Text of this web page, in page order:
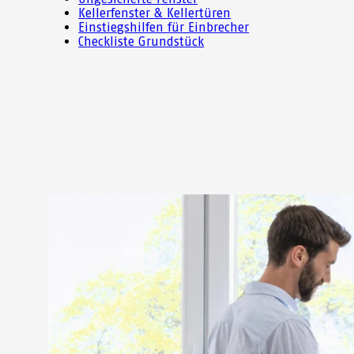
Kellerfenster & Kellertüren
Einstiegshilfen für Einbrecher
Checkliste Grundstück